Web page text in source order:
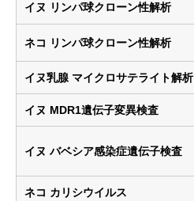
イヌ リンパ球クローン性解析
ネコ リンパ球クローン性解析
イヌ乳腺 マイクロサテライト解析
イヌ MDR1遺伝子変異検査
イヌ バベシア感染症遺伝子検査
ネコ カリシウイルス